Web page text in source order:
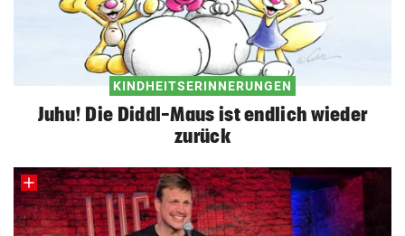
KINDHEITSERINNERUNGEN
Juhu! Die Diddl-Maus ist endlich wieder
zurück